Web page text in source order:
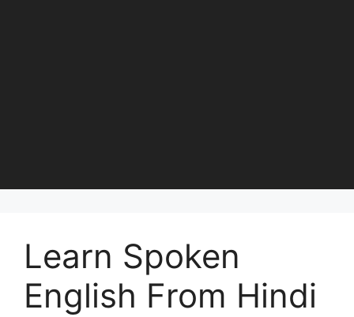
Learn Spoken
English From Hindi